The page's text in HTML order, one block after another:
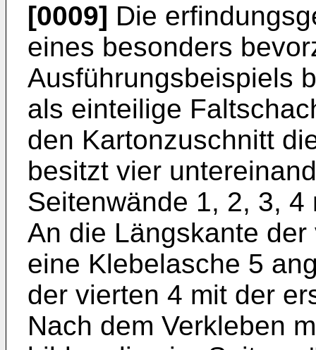
[0009] Die
eines besonders
Ausführungsbeispiels
als einteilige
den Kartonzuschnitt
besitzt vier
Seitenwände 1, 2, 3,
An die Längskante
eine Klebelasche 5
der vierten 4 mit der
Nach dem Verkleben